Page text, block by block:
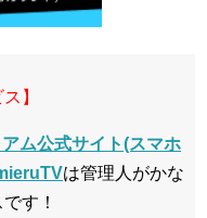
】
ム公式サイト(スマホ
は管理人がかな
す！